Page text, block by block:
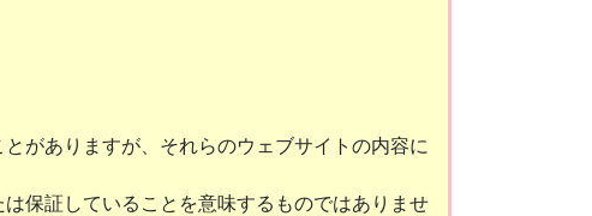
がありますが、それらのウェブサイトの内容に
保証していることを意味するものではありませ